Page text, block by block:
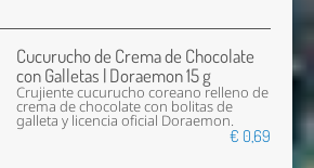
Cucurucho de Crema de Chocolate
con Galletas | Doraemon 15 g
Crujiente cucurucho coreano relleno de
crema de chocolate con bolitas de
galleta y licencia oficial Doraemon.
€ 0,69